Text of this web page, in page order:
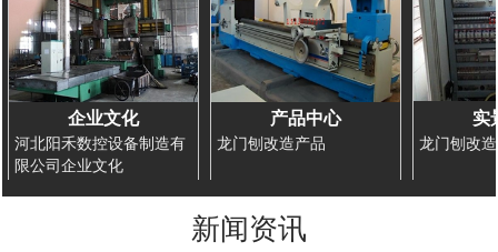
企业文化
河北阳禾数控设备制造有
限公司企业文化
产品中心
龙门刨改造产品
实
龙门刨改
新闻资讯